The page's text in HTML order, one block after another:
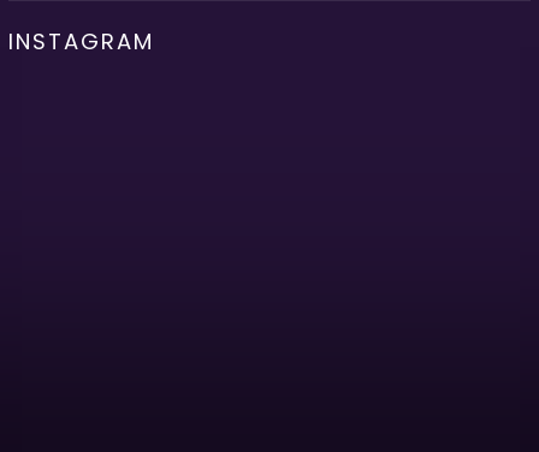
INSTAGRAM